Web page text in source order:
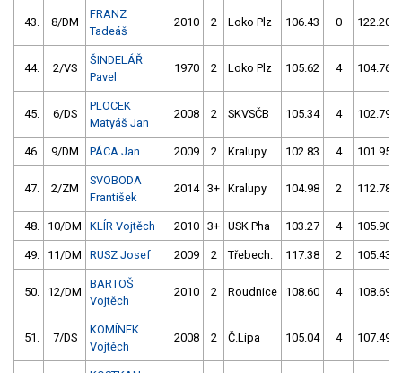
43. 8/DM
FRANZ
Tadeáš
2010 2 Loko Plz 106.43 0 122.20
44. 2/VS
ŠINDELÁŘ
Pavel
1970 2 Loko Plz 105.62 4 104.76
45. 6/DS
PLOCEK
Matyáš Jan
2008 2 SKVSČB 105.34 4 102.79
46. 9/DM PÁCA Jan 2009 2 Kralupy 102.83 4 101.95
47. 2/ZM
SVOBODA
František
2014 3+ Kralupy 104.98 2 112.78
48. 10/DM KLÍR Vojtěch 2010 3+ USK Pha 103.27 4 105.90
49. 11/DM RUSZ Josef 2009 2 Třebech. 117.38 2 105.43
50. 12/DM
BARTOŠ
Vojtěch
2010 2 Roudnice 108.60 4 108.69
51. 7/DS
KOMÍNEK
Vojtěch
2008 2 Č.Lípa 105.04 4 107.49